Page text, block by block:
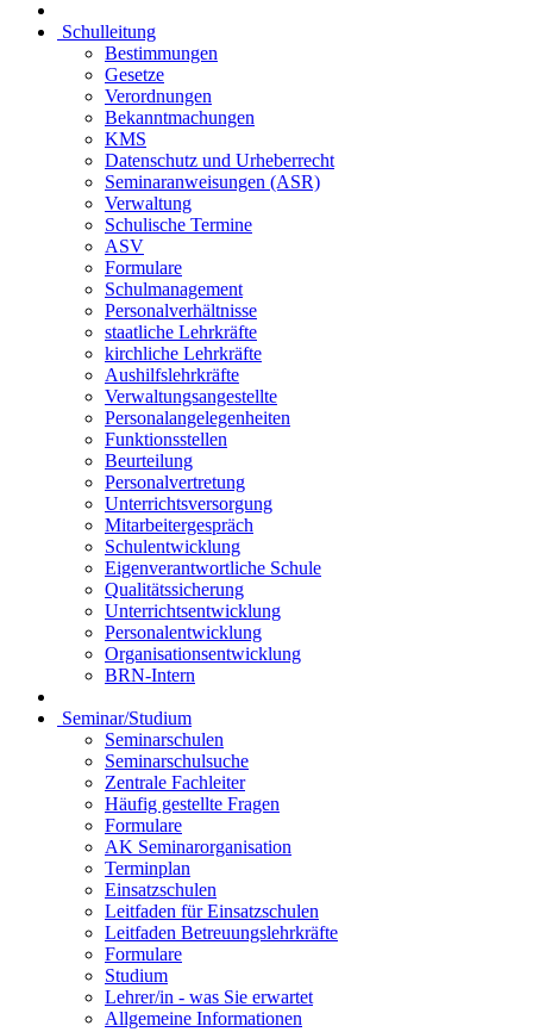
Schulleitung
Bestimmungen
Gesetze
Verordnungen
Bekanntmachungen
KMS
Datenschutz und Urheberrecht
Seminaranweisungen (ASR)
Verwaltung
Schulische Termine
ASV
Formulare
Schulmanagement
Personalverhältnisse
staatliche Lehrkräfte
kirchliche Lehrkräfte
Aushilfslehrkräfte
Verwaltungsangestellte
Personalangelegenheiten
Funktionsstellen
Beurteilung
Personalvertretung
Unterrichtsversorgung
Mitarbeitergespräch
Schulentwicklung
Eigenverantwortliche Schule
Qualitätssicherung
Unterrichtsentwicklung
Personalentwicklung
Organisationsentwicklung
BRN-Intern
Seminar/Studium
Seminarschulen
Seminarschulsuche
Zentrale Fachleiter
Häufig gestellte Fragen
Formulare
AK Seminarorganisation
Terminplan
Einsatzschulen
Leitfaden für Einsatzschulen
Leitfaden Betreuungslehrkräfte
Formulare
Studium
Lehrer/in - was Sie erwartet
Allgemeine Informationen